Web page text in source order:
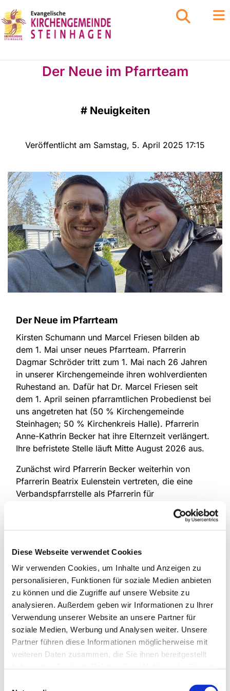
Diese Webseite verwendet Cookies
Wir verwenden Cookies, um Inhalte und Anzeigen zu
personalisieren, Funktionen für soziale Medien anbieten
zu können und die Zugriffe auf unsere Website zu
analysieren. Außerdem geben wir Informationen zu Ihrer
Verwendung unserer Website an unsere Partner für
soziale Medien, Werbung und Analysen weiter. Unsere
Partner führen diese Informationen möglicherweise mit
weiteren Daten zusammen, die Sie ihnen bereitgestellt
Der Neue im Pfarrteam
# Neuigkeiten
Veröffentlicht am Samstag, 5. April 2025 17:15
Der Neue im Pfarrteam
Kirsten Schumann und Marcel Friesen bilden ab
dem 1. Mai unser neues Pfarrteam. Pfarrerin
Dagmar Schröder tritt zum 1. Mai nach 26 Jahren
in unserer Kirchengemeinde ihren wohlverdienten
Ruhestand an. Dafür hat Dr. Marcel Friesen seit
dem 1. April seinen pfarramtlichen Probedienst bei
uns angetreten hat (50 % Kirchengemeinde
Steinhagen; 50 % Kirchenkreis Halle). Pfarrerin
Anne-Kathrin Becker hat ihre Elternzeit verlängert.
Ihre befristete Stelle läuft Mitte August 2026 aus.
Zunächst wird Pfarrerin Becker weiterhin von
Pfarrerin Beatrix Eulenstein vertreten, die eine
Verbandspfarrstelle als Pfarrerin für
Vertretungsdienst im Übergang (50%) inne hat. Im
Rahmen der getätigten Absprachen unterstützt
Pfarrerin Eulenstein unsere Kirchengemeinde,
übernimmt.
Pfarrer Dr. Marcel Friesen kommt aus Bielefeld.
Nach seinem Theologiestudium hat er im Fach
Altes Testament promoviert und in Münster als
Dozent an der Uni gelehrt. Die letzten zwei Jahre
hat er sein Vikariat in der Kirchengemeinde
Werther absolviert und kommt jetzt für seinen
sogenannten Probedienst zu uns nach Steinhagen.
Kirchenkreis Halle arbeiten.